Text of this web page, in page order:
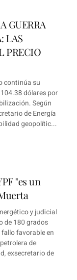
GUERRA
LAS
PRECIO
continúa su
dólares por
Según
de Energía
geopolític...
"es un
y judicial
de 180 grados
favorable en
de
exsecretario de